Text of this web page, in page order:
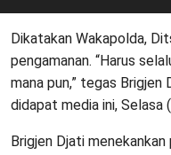
Dikatakan Wakapolda,
pengamanan. “Harus
mana pun,” tegas
didapat media ini, Selasa
Brigjen Djati